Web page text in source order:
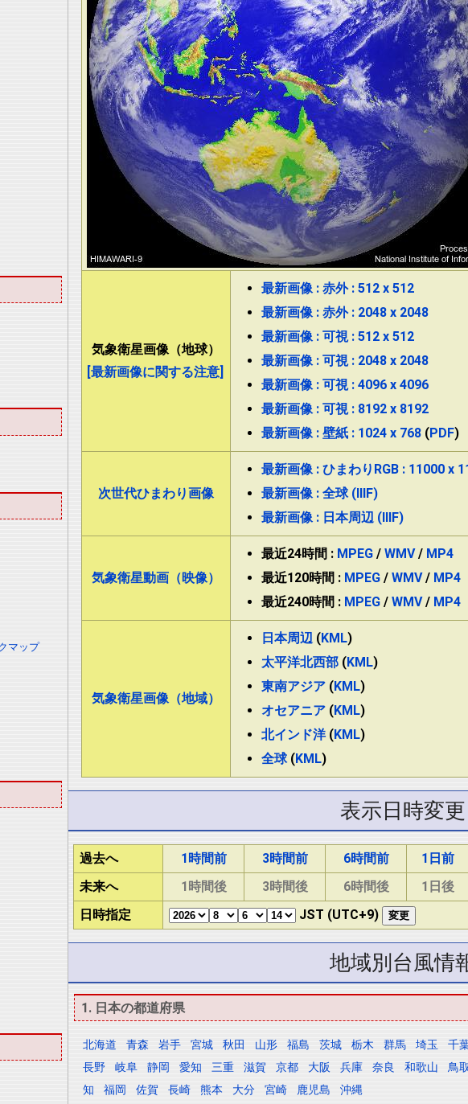
マップ
気象衛星画像（地球）
[最新画像に関する注意]
最新画像 : 赤外 : 512 x 512
最新画像 : 赤外 : 2048 x 2048
最新画像 : 可視 : 512 x 512
最新画像 : 可視 : 2048 x 2048
最新画像 : 可視 : 4096 x 4096
最新画像 : 可視 : 8192 x 8192
最新画像 : 壁紙 : 1024 x 768(PDF)
次世代ひまわり画像
最新画像 : ひまわりRGB : 11000 x
最新画像 : 全球 (IIIF)
最新画像 : 日本周辺 (IIIF)
気象衛星動画（映像）
最近24時間 : MPEG/ WMV/ MP4
最近120時間 : MPEG/ WMV/ MP4
最近240時間 : MPEG/ WMV/ MP4
気象衛星画像（地域）
日本周辺 (KML)
太平洋北西部(KML)
東南アジア(KML)
オセアニア(KML)
北インド洋(KML)
全球(KML)
表示日時変更
過去へ 1時間前 3時間前 6時間前 1日前
未来へ
1時間後 3時間後 6時間後 1日後
日時指定
JST (UTC+9)
地域別台風情
1. 日本の都道府県
北海道 青森 岩手 宮城 秋田 山形 福島 茨城 栃木 群馬 埼玉 千
長野
岐阜 静岡 愛知 三重 滋賀 京都 大阪 兵庫 奈良 和歌山 鳥取
知
福岡 佐賀 長崎 熊本 大分 宮崎 鹿児島 沖縄